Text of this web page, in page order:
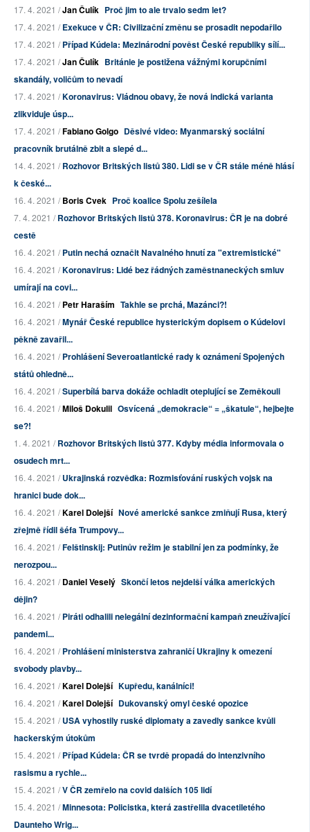
17. 4. 2021 /Jan Čulík Proč jim to ale trvalo sedm let?
17. 4. 2021 /Exekuce v ČR: Civilizační změnu se prosadit nepodařilo
17. 4. 2021 /Případ Kúdela: Mezinárodní pověst České republiky sílí...
17. 4. 2021 /Jan Čulík Británie je postižena vážnými korupčními
skandály, voličům to nevadí
17. 4. 2021 /Koronavirus: Vládnou obavy, že nová indická varianta
zlikviduje úsp...
17. 4. 2021 /Fabiano Golgo Děsivé video: Myanmarský sociální
pracovník brutálně zbit a slepé d...
14. 4. 2021 /Rozhovor Britských listů 380. Lidi se v ČR stále méně hlásí
k české...
16. 4. 2021 /Boris Cvek Proč koalice Spolu zešílela
7. 4. 2021 /Rozhovor Britských listů 378. Koronavirus: ČR je na dobré
cestě
16. 4. 2021 /Putin nechá označit Navalného hnutí za "extremistické"
16. 4. 2021 /Koronavirus: Lidé bez řádných zaměstnaneckých smluv
umírají na covi...
16. 4. 2021 /Petr Haraším Takhle se prchá, Mazánci?!
16. 4. 2021 /Mynář České republice hysterickým dopisem o Kúdelovi
pěkně zavařil...
16. 4. 2021 /Prohlášení Severoatlantické rady k oznámení Spojených
států ohledně...
16. 4. 2021 /Superbílá barva dokáže ochladit oteplující se Zeměkouli
16. 4. 2021 /Miloš Dokulil Osvícená „demokracie“ = „škatule“, hejbejte
se?!
1. 4. 2021 /Rozhovor Britských listů 377. Kdyby média informovala o
osudech mrt...
16. 4. 2021 /Ukrajinská rozvědka: Rozmisťování ruských vojsk na
hranici bude dok...
16. 4. 2021 /Karel Dolejší Nové americké sankce zmiňují Rusa, který
zřejmě řídil šéfa Trumpovy...
16. 4. 2021 /Felštinskij: Putinův režim je stabilní jen za podmínky, že
nerozpou...
16. 4. 2021 /Daniel Veselý Skončí letos nejdelší válka amerických
dějin?
16. 4. 2021 /Piráti odhalili nelegální dezinformační kampaň zneužívající
pandemi...
16. 4. 2021 /Prohlášení ministerstva zahraničí Ukrajiny k omezení
svobody plavby...
16. 4. 2021 /Karel Dolejší Kupředu, kanálníci!
16. 4. 2021 /Karel Dolejší Dukovanský omyl české opozice
15. 4. 2021 /USA vyhostily ruské diplomaty a zavedly sankce kvůli
hackerským útokům
15. 4. 2021 /Případ Kúdela: ČR se tvrdě propadá do intenzivního
rasismu a rychle...
15. 4. 2021 /V ČR zemřelo na covid dalších 105 lidí
15. 4. 2021 /Minnesota: Policistka, která zastřelila dvacetiletého
Daunteho Wrig...